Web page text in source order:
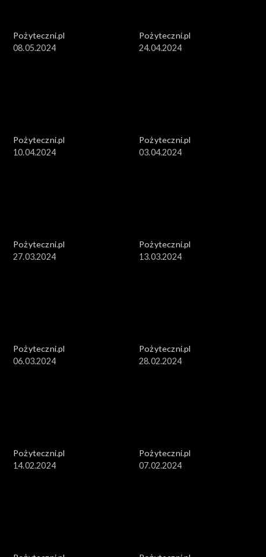
Pożyteczni.pl
08.05.2024
Pożyteczni.pl
24.04.2024
Pożyteczni.pl
10.04.2024
Pożyteczni.pl
03.04.2024
Pożyteczni.pl
27.03.2024
Pożyteczni.pl
13.03.2024
Pożyteczni.pl
06.03.2024
Pożyteczni.pl
28.02.2024
Pożyteczni.pl
14.02.2024
Pożyteczni.pl
07.02.2024